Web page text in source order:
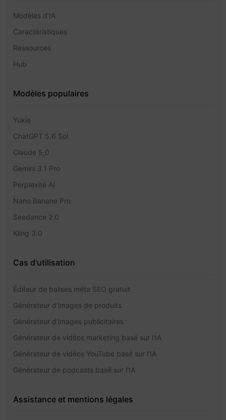
Modèles d'IA
Caractéristiques
Ressources
Hub
Modèles populaires
Yukie
ChatGPT 5.6 Sol
Claude 5,0
Gemini 3.1 Pro
Perplexité AI
Nano Banane Pro
Seedance 2.0
Kling 3.0
Cas d'utilisation
Éditeur de balises méta SEO gratuit
Générateur d'images de produits
Générateur d'images publicitaires
Générateur de vidéos marketing basé sur l'IA
Générateur de vidéos YouTube basé sur l'IA
Générateur de podcasts basé sur l'IA
Assistance et mentions légales